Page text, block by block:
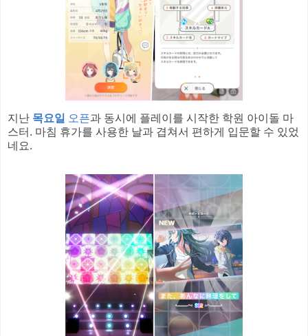
지난 목요일 오픈과 동시에 플레이를 시작한 학원 아이돌 마
스터. 마침 휴가를 사용한 날과 겹쳐서 편하게 입문할 수 있었
네요.